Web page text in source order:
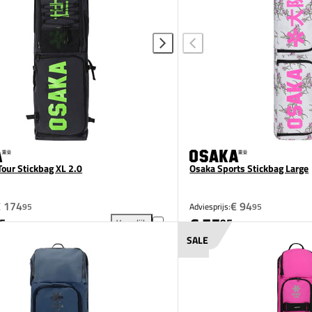
Stickbag XL 2.0
17495
Vergelijk
Osaka Pro Tour Stickbag XL 2.0 toevoegen aan
Osaka Sports Stickbag Large
Adviesprijs:€ 9495
€ 7595
SALE